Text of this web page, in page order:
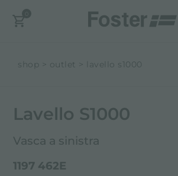
shop outlet lavello s1000
Lavello S1000
Vasca a sinistra
1197 462E